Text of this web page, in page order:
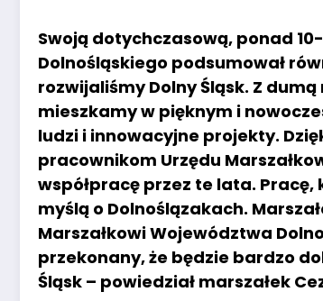
Swoją dotychczasową, ponad
Dolnośląskiego podsumował
rozwijaliśmy Dolny Śląsk. Z
mieszkamy w pięknym i
ludzi i innowacyjne projekty.
pracownikom Urzędu
współpracę przez te lata.
myślą o Dolnoślązakach.
Marszałkowi Województwa
przekonany, że będzie bardzo
Śląsk – powiedział marszałek